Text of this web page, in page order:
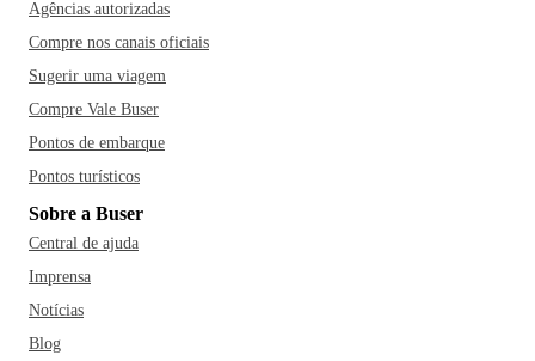
Agências autorizadas
Compre nos canais oficiais
Sugerir uma viagem
Compre Vale Buser
Pontos de embarque
Pontos turísticos
Sobre a Buser
Central de ajuda
Imprensa
Notícias
Blog